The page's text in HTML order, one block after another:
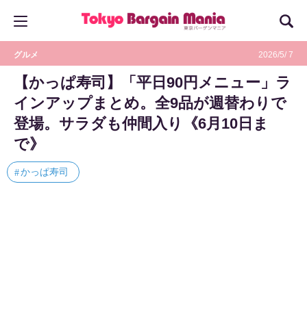
グルメ 2026/5/ 7
【かっぱ寿司】「平日90円メニュー」ラ
インアップまとめ。全9品が週替わりで
登場。サラダも仲間入り《6月10日ま
で》
かっぱ寿司